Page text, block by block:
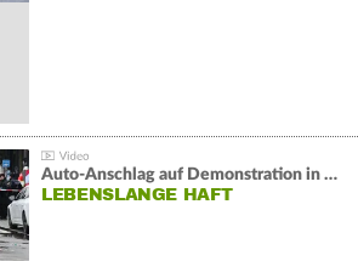
Auto-Anschlag auf Demonstration in München:
LEBENSLANGE HAFT